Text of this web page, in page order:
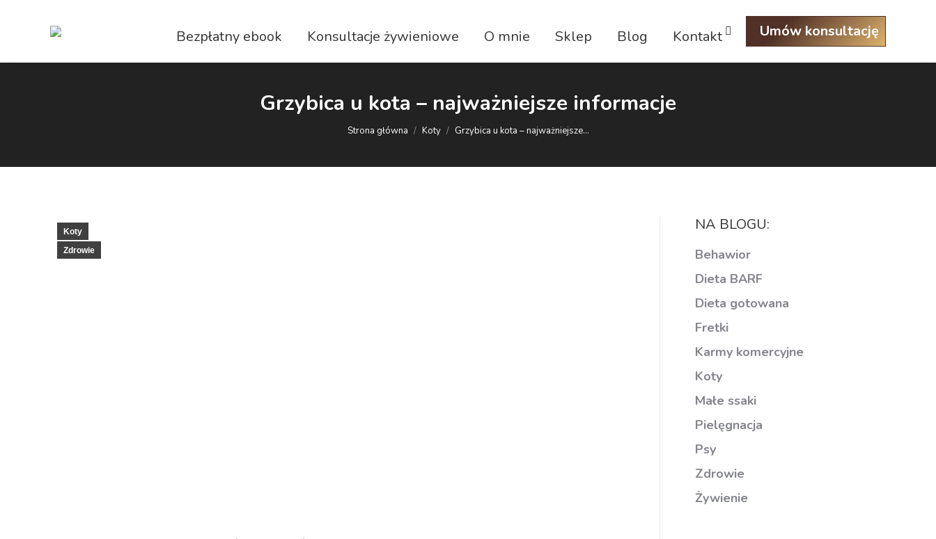
Bezpłatny ebook Konsultacje żywieniowe O mnie Sklep Blog Kontakt Szukaj:Umów konsultację
Grzybica u kota – najważniejsze informacje
Jesteś tutaj:
Strona główna Koty Grzybica u kota – najważniejsze…
Koty
Zdrowie
NA BLOGU:
Behawior
Dieta BARF
Dieta gotowana
Fretki
Karmy komercyjne
Koty
Małe ssaki
Pielęgnacja
Psy
Zdrowie
Żywienie